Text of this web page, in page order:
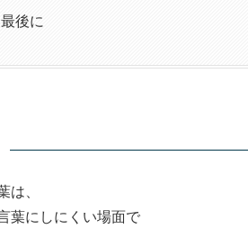
最後に
は、
葉にしにくい場面で